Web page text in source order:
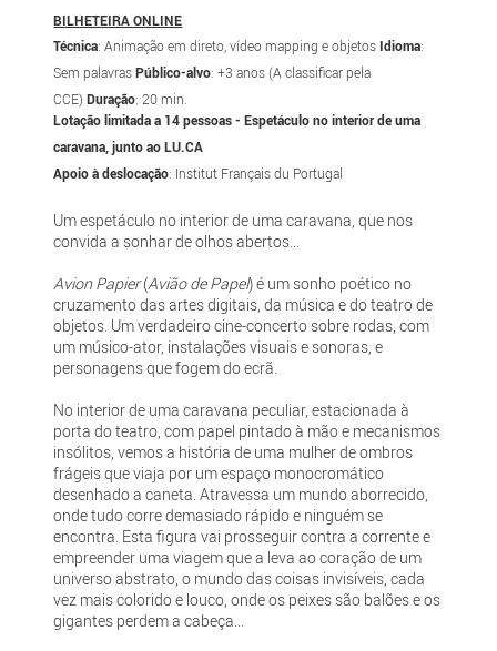
BILHETEIRA ONLINE
Técnica: Animação em direto, vídeo mapping e objetos Idioma:
Sem palavrasPúblico-alvo: +3 anos (A classificar pela
CCE)Duração: 20 min.
Lotação limitada a 14 pessoas - Espetáculo no interior de uma
caravana, junto ao LU.CA
Apoio à deslocação: Institut Français du Portugal
Um espetáculo no interior de uma caravana, que nos
convida a sonhar de olhos abertos...
Avion Papier(Avião de Papel) é um sonho poético no
cruzamento das artes digitais, da música e do teatro de
objetos. Um verdadeiro cine-concerto sobre rodas, com
um músico-ator, instalações visuais e sonoras, e
personagens que fogem do ecrã.
No interior de uma caravana peculiar, estacionada à
porta do teatro, com papel pintado à mão e mecanismos
insólitos, vemos a história de uma mulher de ombros
frágeis que viaja por um espaço monocromático
desenhado a caneta. Atravessa um mundo aborrecido,
onde tudo corre demasiado rápido e ninguém se
encontra. Esta figura vai prosseguir contra a corrente e
empreender uma viagem que a leva ao coração de um
universo abstrato, o mundo das coisas invisíveis, cada
vez mais colorido e louco, onde os peixes são balões e os
gigantes perdem a cabeça...